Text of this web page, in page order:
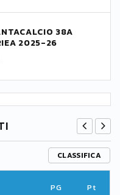
38A
2025-26
CLASSIFICA
PG Pt